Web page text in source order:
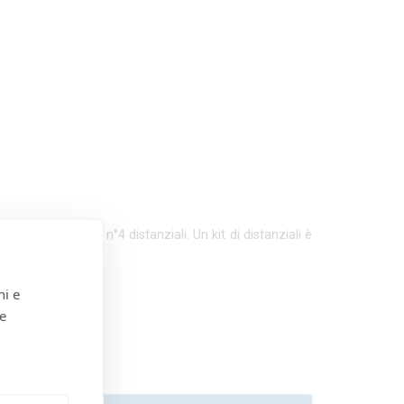
e
è compreso di n°4 distanziali. Un kit di distanziali è